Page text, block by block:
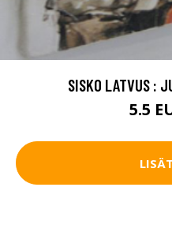
SISKO LATVUS :
5.5